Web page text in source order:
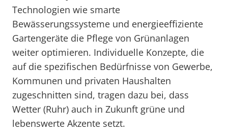
Technologien wie smarte
Bewässerungssysteme und energieeffiziente
Gartengeräte die Pflege von Grünanlagen
weiter optimieren. Individuelle Konzepte, die
auf die spezifischen Bedürfnisse von Gewerbe,
Kommunen und privaten Haushalten
zugeschnitten sind, tragen dazu bei, dass
Wetter (Ruhr) auch in Zukunft grüne und
lebenswerte Akzente setzt.